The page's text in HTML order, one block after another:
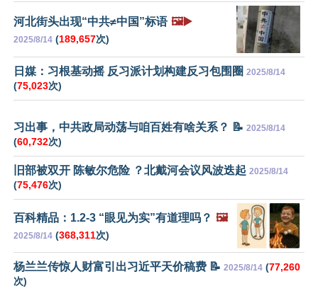
河北街头出现“中共≠中国”标语 🖼️▶️
2025/8/14 (189,657次)
日媒：习根基动摇 反习派计划构建反习包围圈 2025/8/14
(75,023次)
习出事，中共政局动荡与咱百姓有啥关系？ 📝 2025/8/14
(60,732次)
旧部被双开 陈敏尔危险 ？北戴河会议风波迭起 2025/8/14
(75,476次)
百科精品：1.2-3 “眼见为实”有道理吗？ 🖼️
2025/8/14 (368,311次)
杨兰兰传惊人财富引出习近平天价稿费 📝 2025/8/14 (77,260
次)